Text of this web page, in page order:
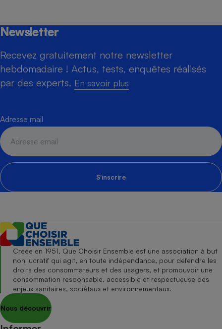
Newsletter
Recevez gratuitement notre newsletter
hebdomadaire ! Actus, tests, enquêtes réalisés
par des experts. En savoir plus
Adresse mail
S'inscrire
Créée en 1951, Que Choisir Ensemble est une association à but
non lucratif qui agit, en toute indépendance, pour défendre les
droits des consommateurs et des usagers, et promouvoir une
consommation responsable, accessible et respectueuse des
enjeux sanitaires, sociétaux et environnementaux.
Nous découvrir